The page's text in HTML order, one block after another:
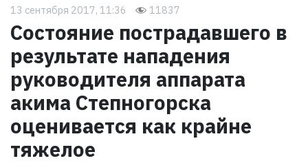
13 сентября 2017, 11:36 11837
Состояние пострадавшего в
результате нападения
руководителя аппарата
акима Степногорска
оценивается как крайне
тяжелое